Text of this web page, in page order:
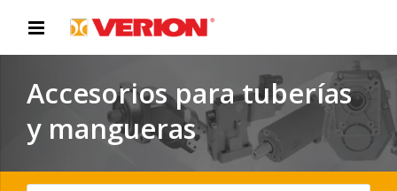
Accesorios para tuberías
y mangueras